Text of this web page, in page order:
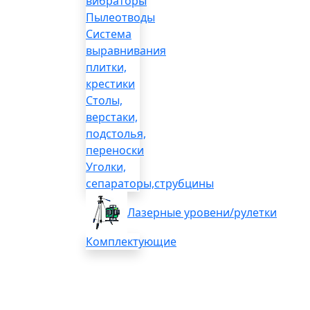
Пылеотводы
Система
выравнивания
плитки,
крестики
Столы,
верстаки,
подстолья,
переноски
Уголки,
сепараторы,струбцины
Лазерные уровени/рулетки
Комплектующие